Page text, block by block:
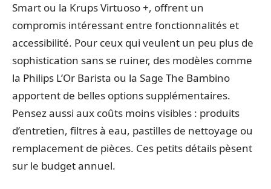
Smart ou la Krups Virtuoso +, offrent un
compromis intéressant entre fonctionnalités et
accessibilité. Pour ceux qui veulent un peu plus de
sophistication sans se ruiner, des modèles comme
la Philips L’Or Barista ou la Sage The Bambino
apportent de belles options supplémentaires.
Pensez aussi aux coûts moins visibles : produits
d’entretien, filtres à eau, pastilles de nettoyage ou
remplacement de pièces. Ces petits détails pèsent
sur le budget annuel.